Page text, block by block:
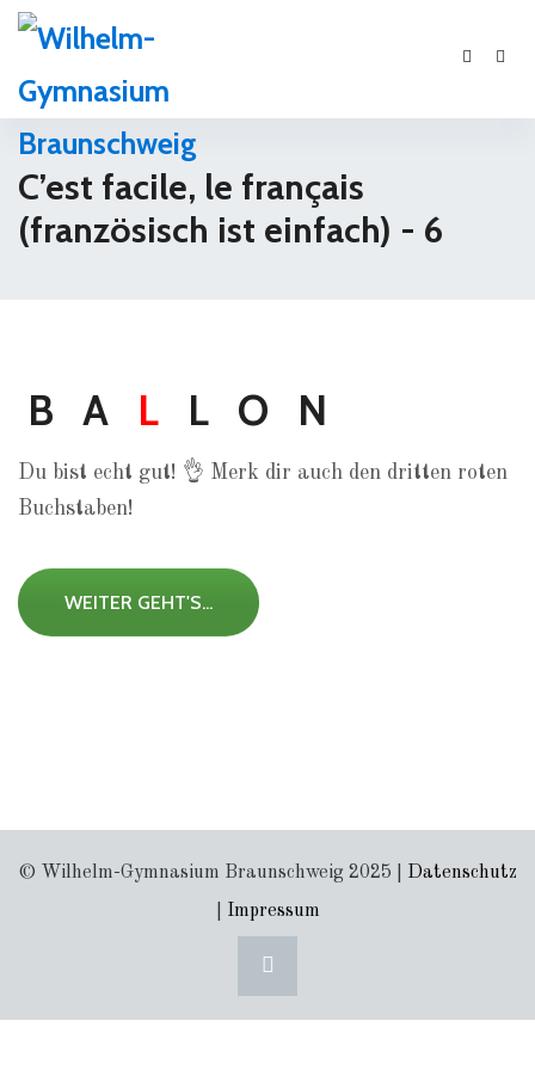
C’est facile, le français
(französisch ist einfach) - 6
B A L L O N
Du bist echt gut! 👌 Merk dir auch den dritten roten
Buchstaben!
WEITER GEHT'S...
© Wilhelm-Gymnasium Braunschweig 2025 | Datenschutz
Impressum